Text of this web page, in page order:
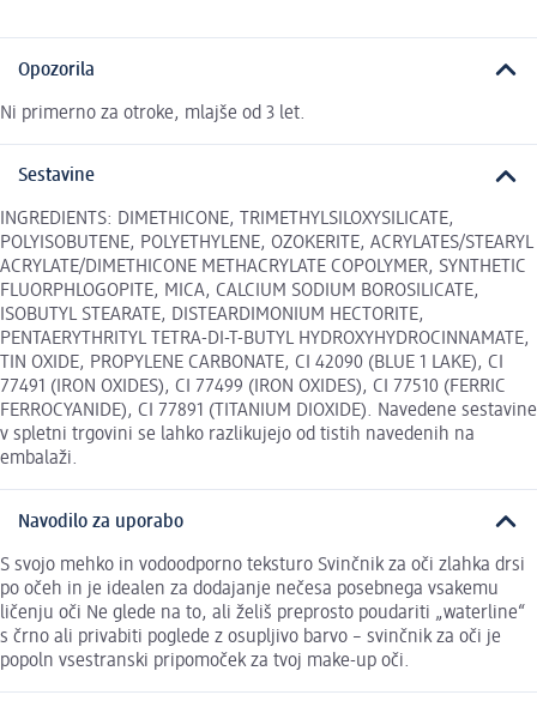
Opozorila
Ni primerno za otroke, mlajše od 3 let.
Sestavine
INGREDIENTS: DIMETHICONE, TRIMETHYLSILOXYSILICATE,
POLYISOBUTENE, POLYETHYLENE, OZOKERITE, ACRYLATES/STEARYL
ACRYLATE/DIMETHICONE METHACRYLATE COPOLYMER, SYNTHETIC
FLUORPHLOGOPITE, MICA, CALCIUM SODIUM BOROSILICATE,
ISOBUTYL STEARATE, DISTEARDIMONIUM HECTORITE,
PENTAERYTHRITYL TETRA-DI-T-BUTYL HYDROXYHYDROCINNAMATE,
TIN OXIDE, PROPYLENE CARBONATE, CI 42090 (BLUE 1 LAKE), CI
77491 (IRON OXIDES), CI 77499 (IRON OXIDES), CI 77510 (FERRIC
FERROCYANIDE), CI 77891 (TITANIUM DIOXIDE). Navedene sestavine
v spletni trgovini se lahko razlikujejo od tistih navedenih na
embalaži.
Navodilo za uporabo
S svojo mehko in vodoodporno teksturo Svinčnik za oči zlahka drsi
po očeh in je idealen za dodajanje nečesa posebnega vsakemu
ličenju oči Ne glede na to, ali želiš preprosto poudariti „waterline“
s črno ali privabiti poglede z osupljivo barvo – svinčnik za oči je
popoln vsestranski pripomoček za tvoj make-up oči.